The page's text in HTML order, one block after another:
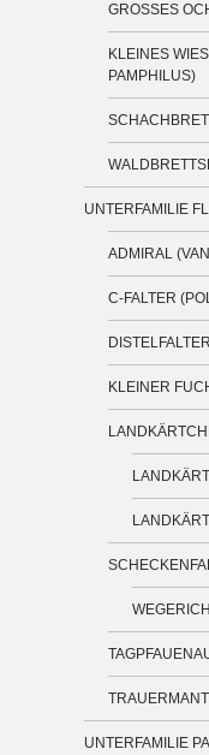
GROSSES
KLEINES
PAMPHILUS)
UNTERFAMILIE
ADMIRAL
C-FALTER
KLEINER
UNTERFAMILIE